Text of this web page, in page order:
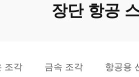
장단 항공
조각 금속 조각 항공용